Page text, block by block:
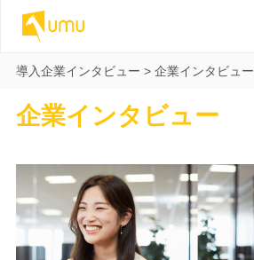
導入企業インタビュー > 企業インタビュー
企業インタビュー